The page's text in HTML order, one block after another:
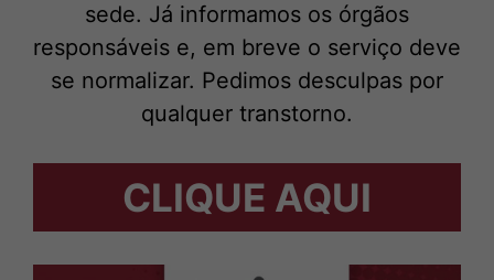
sede. Já informamos os órgãos
responsáveis e, em breve o serviço deve
se normalizar. Pedimos desculpas por
qualquer transtorno.
CLIQUE AQUI